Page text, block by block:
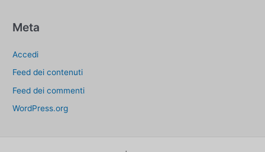
Meta
Accedi
Feed dei contenuti
Feed dei commenti
WordPress.org